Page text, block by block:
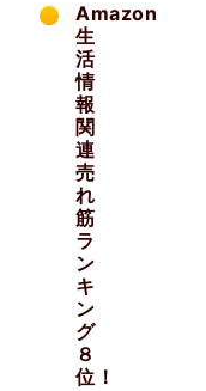
Amazon
生
活
情
報
関
連
売
れ
筋
ラ
ン
キ
ン
グ
８
位！